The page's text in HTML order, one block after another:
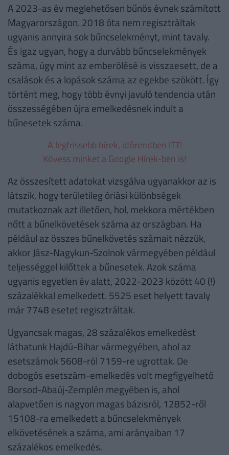
A 2023-as év meglehetősen bűnös évnek számított
Magyarországon. 2018 óta nem regisztráltak
ugyanis annyira sok bűncselekményt, mint tavaly.
És igaz ugyan, hogy a durvább bűncselekmények
száma, úgy mint az emberölésé is visszaesett, de a
csalások és a lopások száma az egekbe szökött. Így
történt meg, hogy több évnyi javuló tendencia után
összességében újra emelkedésnek indult a
bűnesetek száma.
A legfrissebb hírek, időrendben ITT!
Kövess minket a Google Hírek-ben is!
Az összesített adatokat vizsgálva ugyanakkor az is
látszik, hogy területileg óriási különbségek
mutatkoznak azt illetően, hol, mekkora mértékben
nőtt a bűnelkövetések száma az országban. Ha
például az összes bűnelkövetés számait nézzük,
akkor Jász-Nagykun-Szolnok vármegyében például
teljességgel kilőttek a bűnesetek. Azok száma
ugyanis egyetlen év alatt, 2022-2023 között 40 (!)
százalékkal emelkedett. 5525 eset helyett tavaly
már 7748 esetet regisztráltak.
Ugyancsak magas, 28 százalékos emelkedést
láthatunk Hajdú-Bihar vármegyében, ahol az
esetszámok 5608-ról 7159-re ugrottak. De
dobogós esetszám-emelkedés volt megfigyelhető
Borsod-Abaúj-Zemplén megyében is, ahol
alapvetően is nagyon magas bázisról, 12852-ről
15108-ra emelkedett a bűncselekmények
elkövetésének a száma, ami arányaiban 17
százalékos emelkedés.